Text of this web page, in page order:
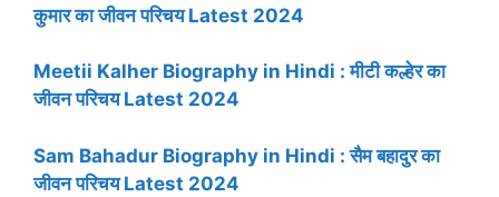
कुमार का जीवन परिचय Latest 2024
Meetii Kalher Biography in Hindi : मीटी कल्हेर का
जीवन परिचय Latest 2024
Sam Bahadur Biography in Hindi : सैम बहादुर का
जीवन परिचय Latest 2024